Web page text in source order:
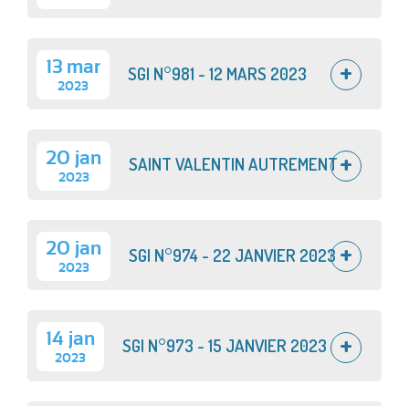
13 mar
2023
SGI N°981 - 12 MARS 2023
20 jan
2023
SAINT VALENTIN AUTREMENT
20 jan
2023
SGI N°974 - 22 JANVIER 2023
14 jan
2023
SGI N°973 - 15 JANVIER 2023